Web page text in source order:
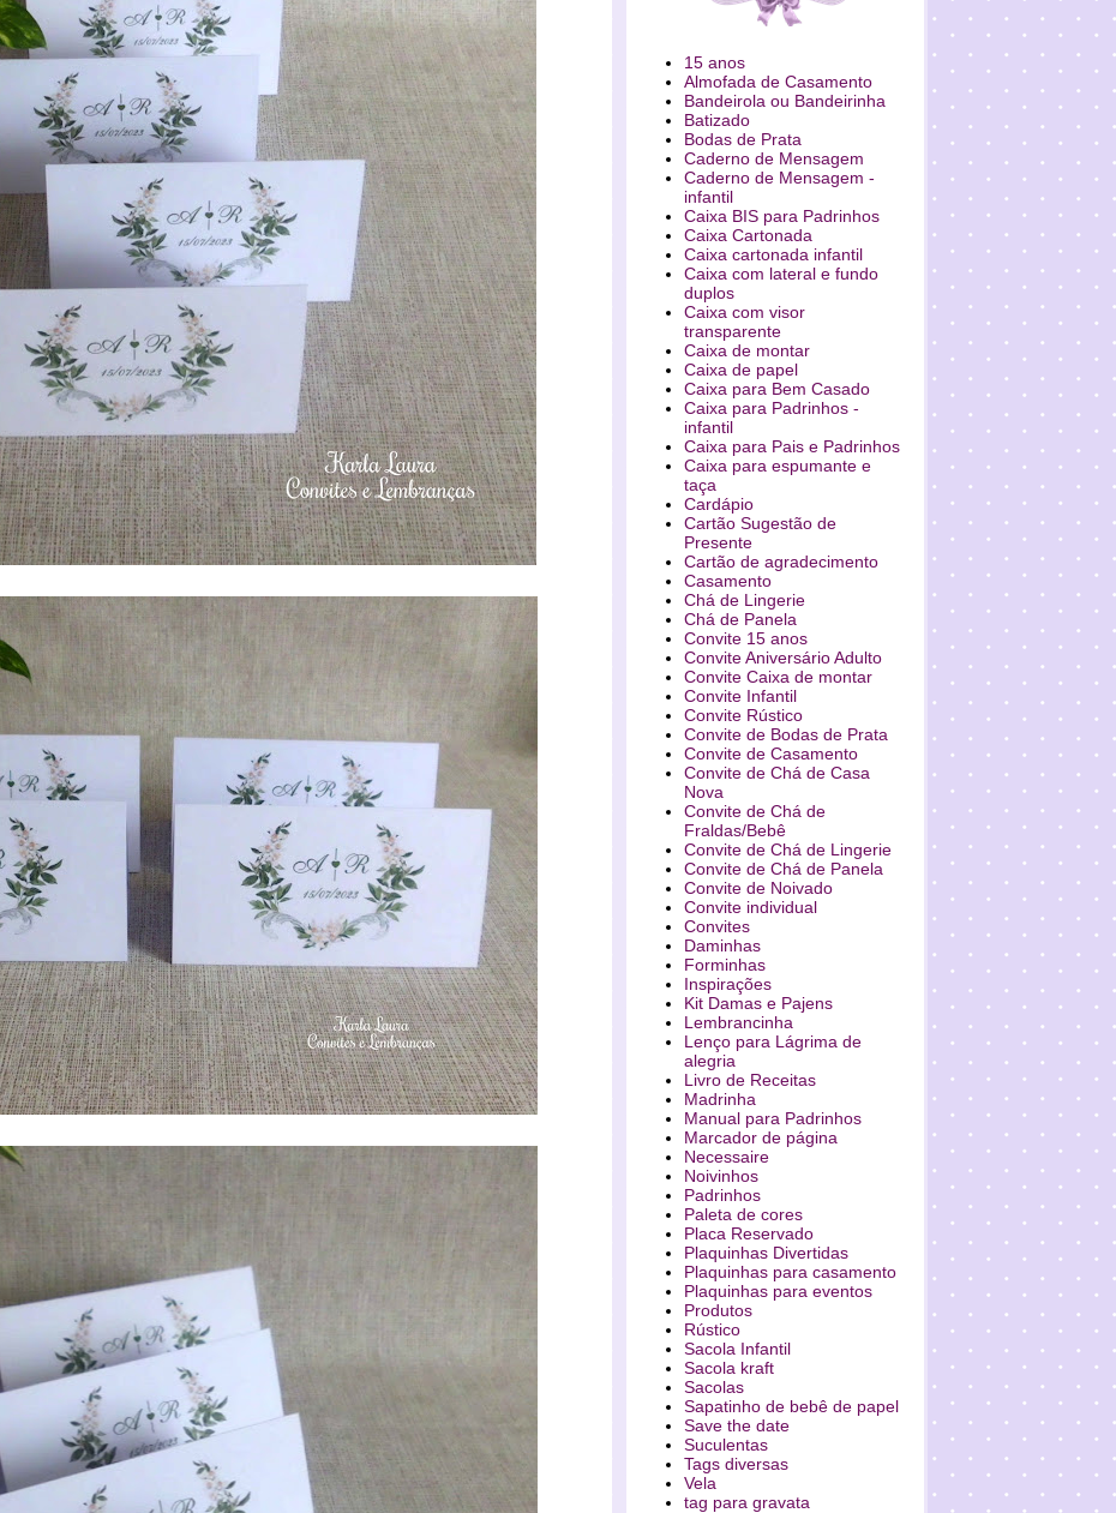
15 anos
Almofada de Casamento
Bandeirola ou Bandeirinha
Batizado
Bodas de Prata
Caderno de Mensagem
Caderno de Mensagem -
infantil
Caixa BIS para Padrinhos
Caixa Cartonada
Caixa cartonada infantil
Caixa com lateral e fundo
duplos
Caixa com visor
transparente
Caixa de montar
Caixa de papel
Caixa para Bem Casado
Caixa para Padrinhos -
infantil
Caixa para Pais e Padrinhos
Caixa para espumante e
taça
Cardápio
Cartão Sugestão de
Presente
Cartão de agradecimento
Casamento
Chá de Lingerie
Chá de Panela
Convite 15 anos
Convite Aniversário Adulto
Convite Caixa de montar
Convite Infantil
Convite Rústico
Convite de Bodas de Prata
Convite de Casamento
Convite de Chá de Casa
Nova
Convite de Chá de
Fraldas/Bebê
Convite de Chá de Lingerie
Convite de Chá de Panela
Convite de Noivado
Convite individual
Convites
Daminhas
Forminhas
Inspirações
Kit Damas e Pajens
Lembrancinha
Lenço para Lágrima de
alegria
Livro de Receitas
Madrinha
Manual para Padrinhos
Marcador de página
Necessaire
Noivinhos
Padrinhos
Paleta de cores
Placa Reservado
Plaquinhas Divertidas
Plaquinhas para casamento
Plaquinhas para eventos
Produtos
Rústico
Sacola Infantil
Sacola kraft
Sacolas
Sapatinho de bebê de papel
Save the date
Suculentas
Tags diversas
Vela
tag para gravata